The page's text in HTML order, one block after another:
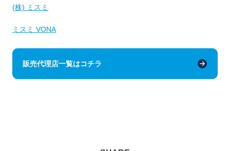
(株) ミスミ
ミスミ VONA
販売代理店一覧はコチラ